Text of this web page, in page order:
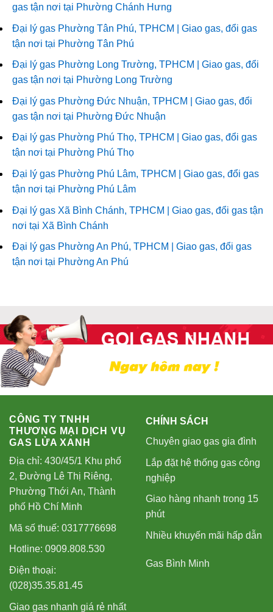
gas tận nơi tại Phường Chánh Hưng
Đại lý gas Phường Tân Phú, TPHCM | Giao gas, đổi gas
tận nơi tại Phường Tân Phú
Đại lý gas Phường Long Trường, TPHCM | Giao gas, đổi
gas tận nơi tại Phường Long Trường
Đại lý gas Phường Đức Nhuận, TPHCM | Giao gas, đổi
gas tận nơi tại Phường Đức Nhuận
Đại lý gas Phường Phú Thọ, TPHCM | Giao gas, đổi gas
tận nơi tại Phường Phú Thọ
Đại lý gas Phường Phú Lâm, TPHCM | Giao gas, đổi gas
tận nơi tại Phường Phú Lâm
Đại lý gas Xã Bình Chánh, TPHCM | Giao gas, đổi gas tận
nơi tại Xã Bình Chánh
Đại lý gas Phường An Phú, TPHCM | Giao gas, đổi gas
tận nơi tại Phường An Phú
CÔNG TY TNHH
THƯƠNG MẠI DỊCH VỤ
GAS LỬA XANH
Địa chỉ: 430/45/1 Khu phố
2, Đường Lê Thị Riêng,
Phường Thới An, Thành
phố Hồ Chí Minh
Mã số thuế: 0317776698
Hotline: 0909.808.530
Điện thoại:
(028)35.35.81.45
Giao gas nhanh giá rẻ nhất
CHÍNH SÁCH
Chuyên giao gas gia đình
Lắp đặt hệ thống gas công
nghiệp
Giao hàng nhanh trong 15
phút
Nhiều khuyến mãi hấp dẫn
Gas Bình Minh